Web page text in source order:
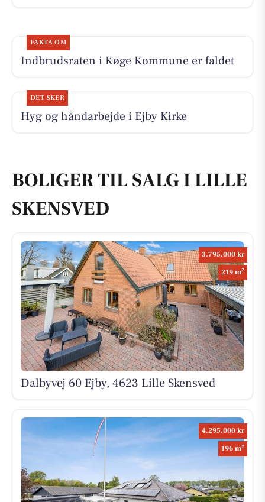
FAKTA OM
Indbrudsraten i Køge Kommune er faldet
DET SKER
Hyg og håndarbejde i Ejby Kirke
BOLIGER TIL SALG I LILLE
SKENSVED
3.795.000 kr
219 m2
Dalbyvej 60 Ejby, 4623 Lille Skensved
4.295.000 kr
196 m2